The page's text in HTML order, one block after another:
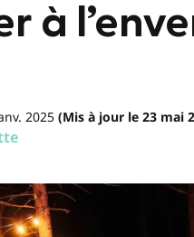
à
2025(Mis à jour le 23 mai